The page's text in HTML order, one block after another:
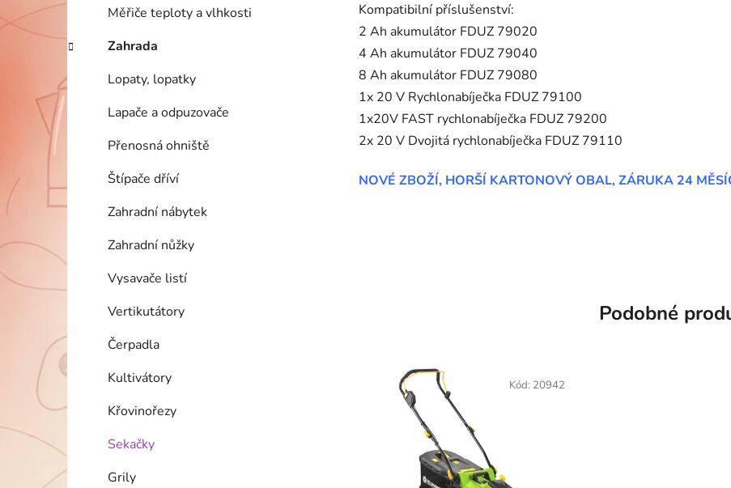
Měřiče teploty a vlhkosti
Zahrada
Lopaty, lopatky
Lapače a odpuzovače
Přenosná ohniště
Štípače dříví
Zahradní nábytek
Zahradní nůžky
Vysavače listí
Vertikutátory
Čerpadla
Kultivátory
Křovinořezy
Sekačky
Grily
Kompatibilní příslušenství:
2 Ah akumulátor FDUZ 79020
4 Ah akumulátor FDUZ 79040
8 Ah akumulátor FDUZ 79080
1x 20 V Rychlonabíječka FDUZ 79100
1x20V FAST rychlonabíječka FDUZ 79200
2x 20 V Dvojitá rychlonabíječka FDUZ 79110
NOVÉ ZBOŽÍ, HORŠÍ KARTONOVÝ OBAL, ZÁRUKA 24
Podobné
Kód: 20942